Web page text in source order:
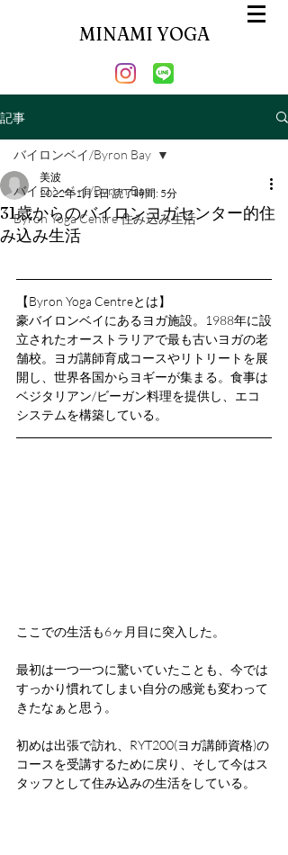
MINAMI YOGA
記事
バイロンベイ/Byron Bay
Byron Yoga Centre 住み込み生活
バイロンベイ/Byron Bay
31歳からのバイロンヨガセンター的住
み込み生活
美波
2022年1月1日 読了時間: 5分
【Byron Yoga Centreとは】
豪バイロンベイにあるヨガ施設。1988年に設
立されたオーストラリアで最も古いヨガの老
舗校。ヨガ講師育成コースやリトリートを展
開し、世界各国からヨギーが集まる。食事は
ベジタリアン/ビーガン料理を提供し、エコ
システムを構築している。
ここでの生活も6ヶ月目に突入した。
最初は一つ一つに驚いていたことも、今では
すっかり慣れてしまい自分の感覚も変わって
きたなぁと思う。
初めは出張で訪れ、RYT200(ヨガ講師資格)の
コースを受講するために戻り、そして今はス
タッフとして住み込みの生活をしている。